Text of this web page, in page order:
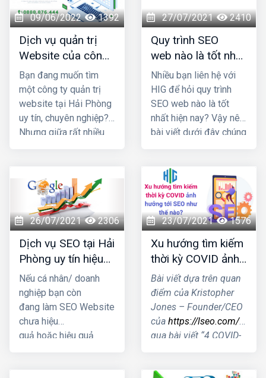
09/06/2022
1392
Dịch vụ quản trị
Website của công
ty nào uy tín và
chuyên nghiệp nhất
Hải Phòng?
Bạn đang muốn tìm
một công ty quản trị
website tại Hải Phòng
uy tín, chuyên nghiệp?
Nhưng giữa rất nhiều
vàng" Cùng chúng tôi
đi khám phá qua bài
viết này nhé!
27/07/2021 2410
Quy trình SEO
web nào là tốt nhất
hiện nay?
Nhiều bạn liên hệ với
HIG để hỏi quy trình
SEO web nào là tốt
nhất hiện nay? Vậy nên
bài viết dưới đây chúng
lời được câu hỏi đó
nhé!
26/07/2021 2306
Dịch vụ SEO tại Hải
Phòng uy tín hiệu
quả nhất 2021
Nếu cá nhân/ doanh
nghiệp bạn còn
đang làm SEO Website
chưa hiệu
quả hoặc hiệu quả
23/07/2021 1576
Xu hướng tìm kiếm
thời kỳ COVID ảnh
hưởng tới SEO như
thế nào?
Bài viết dựa trên quan
điểm của Kristopher
Jones – Founder/CEO
củahttps://lseo.com/thông
qua bài viết “4 COVID-